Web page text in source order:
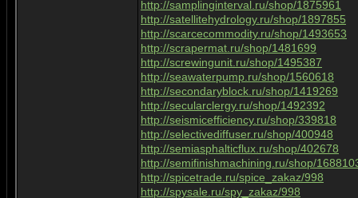
http://samplinginterval.ru/shop/1875961
http://satellitehydrology.ru/shop/1897855
http://scarcecommodity.ru/shop/1493653
http://scrapermat.ru/shop/1481699
http://screwingunit.ru/shop/1495387
http://seawaterpump.ru/shop/1560618
http://secondaryblock.ru/shop/1419269
http://secularclergy.ru/shop/1492392
http://seismicefficiency.ru/shop/339818
http://selectivediffuser.ru/shop/400948
http://semiasphalticflux.ru/shop/402678
http://semifinishmachining.ru/shop/
http://spicetrade.ru/spice_zakaz/998
http://spysale.ru/spy_zakaz/998